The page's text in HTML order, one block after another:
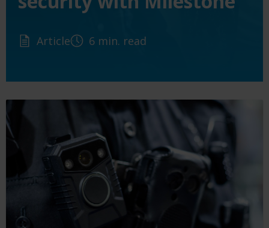
Article 6 min. read